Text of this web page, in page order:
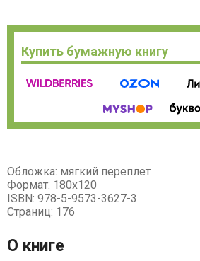
Купить бумажную книгу
Обложка: мягкий переплет
Формат: 180х120
ISBN: 978-5-9573-3627-3
Страниц: 176
О книге